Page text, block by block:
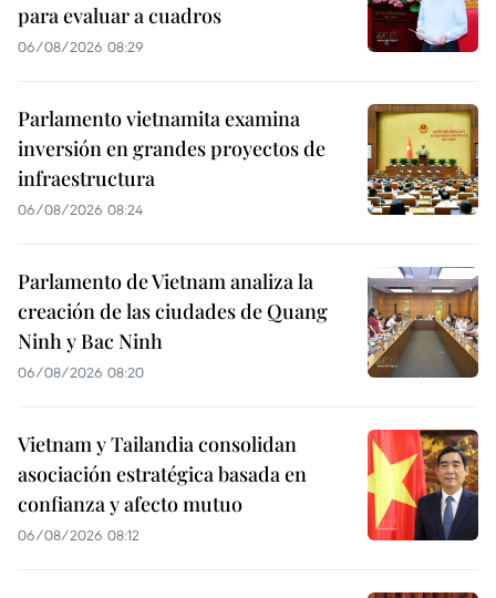
para evaluar a cuadros
06/08/2026 08:29
Parlamento vietnamita examina
inversión en grandes proyectos de
infraestructura
06/08/2026 08:24
Parlamento de Vietnam analiza la
creación de las ciudades de Quang
Ninh y Bac Ninh
06/08/2026 08:20
Vietnam y Tailandia consolidan
asociación estratégica basada en
confianza y afecto mutuo
06/08/2026 08:12